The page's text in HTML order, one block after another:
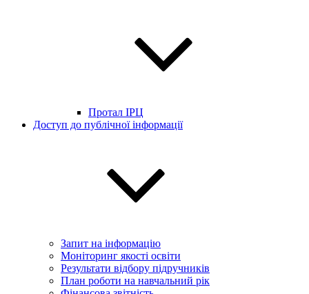
Протал ІРЦ
Доступ до публічної інформації
Запит на інформацію
Моніторинг якості освіти
Результати відбору підручників
План роботи на навчальний рік